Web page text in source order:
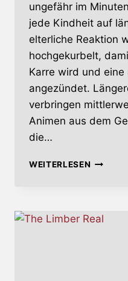
ungefähr im
jede Kindheit auf
elterliche Reaktion
hochgekurbelt,
Karre wird und
angezündet.
verbringen
Animen aus dem
die…
WEITERLESENARE